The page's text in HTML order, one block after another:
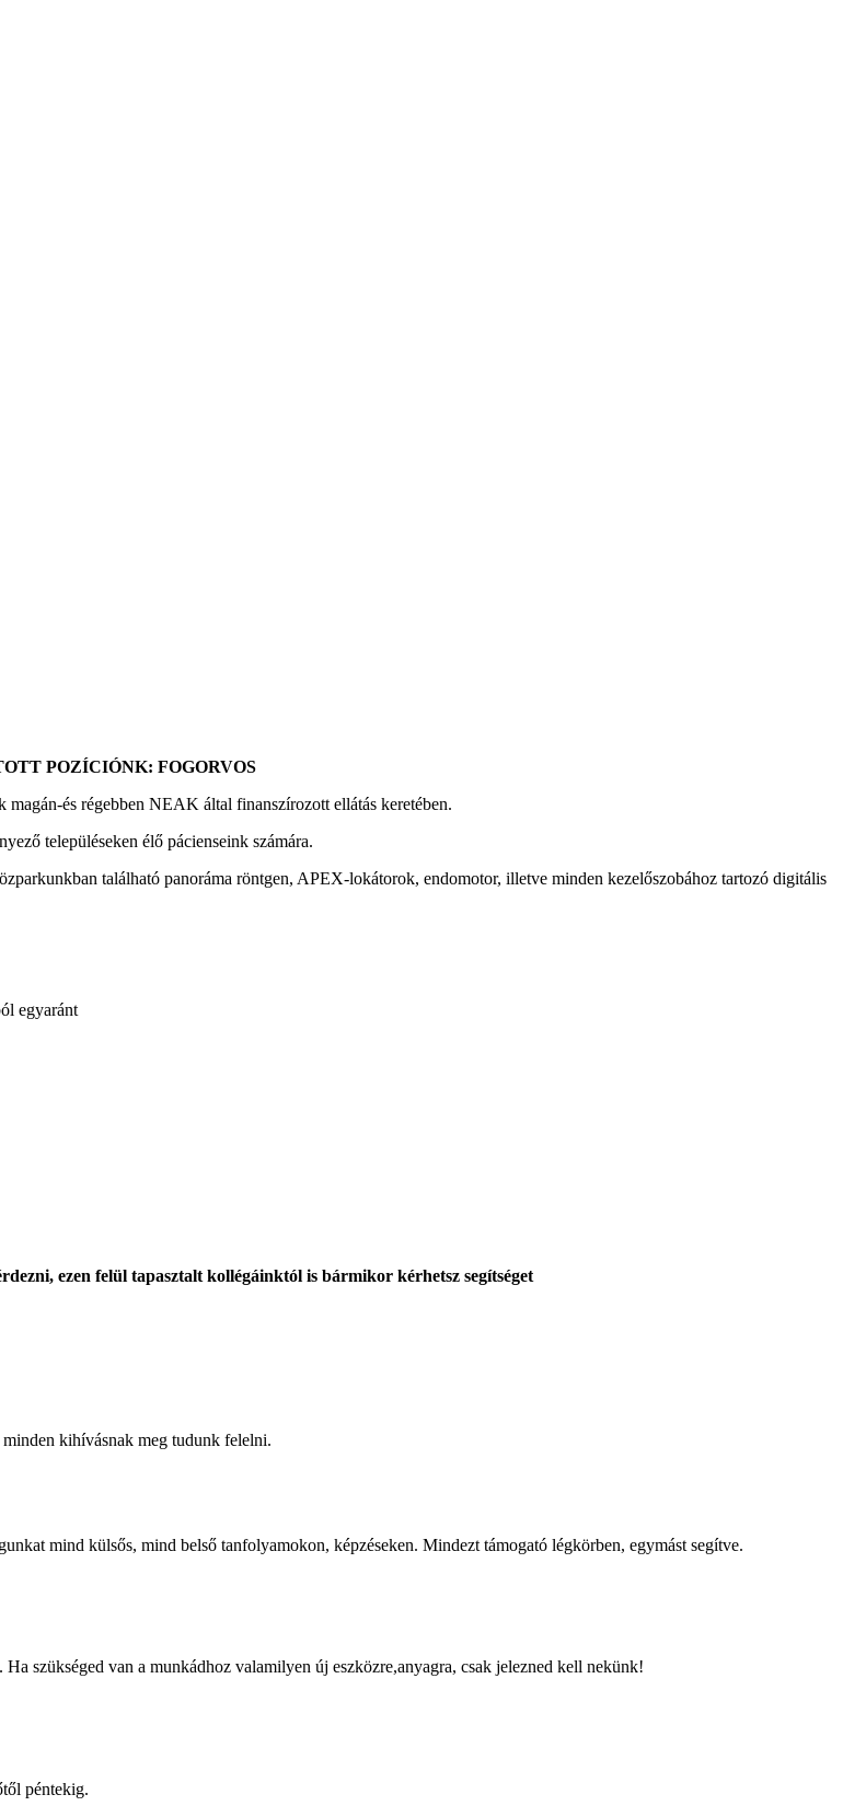
POZÍCIÓNK: FOGORVOS
és régebben NEAK által finanszírozott ellátás keretében.
településeken élő pácienseink számára.
található panoráma röntgen, APEX-lokátorok, endomotor, illetve minden kezelőszobához tartozó digitális
egyaránt
ezen felül tapasztalt kollégáinktól is bármikor kérhetsz segítséget
kihívásnak meg tudunk felelni.
mind külsős, mind belső tanfolyamokon, képzéseken. Mindezt támogató légkörben, egymást segítve.
szükséged van a munkádhoz valamilyen új eszközre,anyagra, csak jelezned kell nekünk!
péntekig.